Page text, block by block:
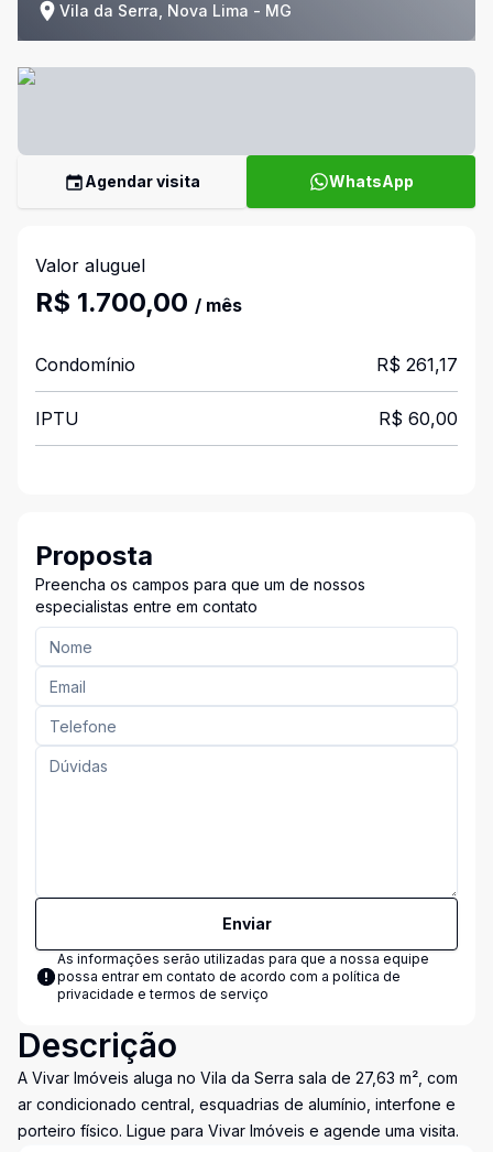
Vila da Serra, Nova Lima - MG
Agendar visita WhatsApp
Valor aluguel
R$ 1.700,00 / mês
Condomínio R$ 261,17
IPTU R$ 60,00
Proposta
Preencha os campos para que um de nossos
especialistas entre em contato
Enviar
As informações serão utilizadas para que a nossa equipe
possa entrar em contato de acordo com a política de
privacidade e termos de serviço
Descrição
A Vivar Imóveis aluga no Vila da Serra sala de 27,63 m², com
ar condicionado central, esquadrias de alumínio, interfone e
porteiro físico. Ligue para Vivar Imóveis e agende uma visita.